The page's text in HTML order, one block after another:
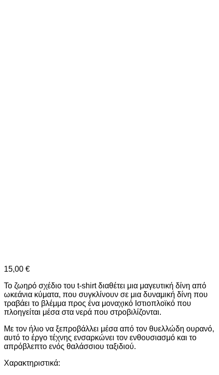
15,00 €
Το ζωηρό σχέδιο του t-shirt διαθέτει μια μαγευτική δίνη από
ωκεάνια κύματα, που συγκλίνουν σε μια δυναμική δίνη που
τραβάει το βλέμμα προς ένα μοναχικό Ιστιοπλοϊκό που
πλοηγείται μέσα στα νερά που στροβιλίζονται.
Με τον ήλιο να ξεπροβάλλει μέσα από τον θυελλώδη ουρανό,
αυτό το έργο τέχνης ενσαρκώνει τον ενθουσιασμό και το
απρόβλεπτο ενός θαλάσσιου ταξιδιού.
Χαρακτηριστικά: